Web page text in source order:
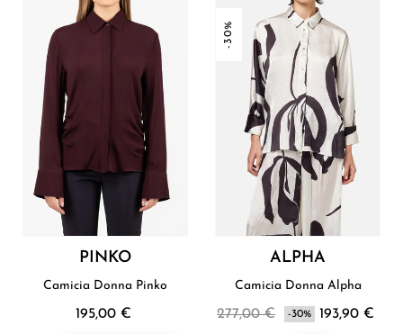
PINKO
Camicia Donna Pinko
195,00 €
-30%
ALPHA
Camicia Donna Alpha
277,00 € -30% 193,90 €